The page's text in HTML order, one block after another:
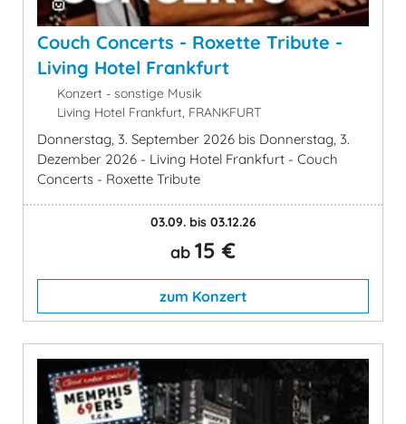
Couch Concerts - Roxette Tribute -
Living Hotel Frankfurt
Konzert - sonstige Musik
Living Hotel Frankfurt, FRANKFURT
Donnerstag, 3. September 2026 bis Donnerstag, 3.
Dezember 2026 - Living Hotel Frankfurt - Couch
Concerts - Roxette Tribute
03.09. bis 03.12.26
ab 15 €
zum Konzert